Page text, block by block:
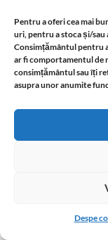
Pentru a oferi cea mai
uri, pentru a stoca și/sau
Consimțământul pentru
ar fi comportamentul de
consimțământul sau îți
asupra unor anumite
Despe